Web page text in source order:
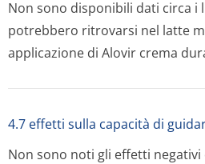
Non sono disponibili dati circa i
potrebbero ritrovarsi nel latte
applicazione di Alovir crema
4.7 effetti sulla capacità di
Non sono noti gli effetti negativi